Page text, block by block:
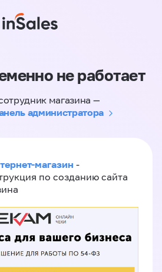
не работает
магазина —
администратора
магазин -
по созданию сайта